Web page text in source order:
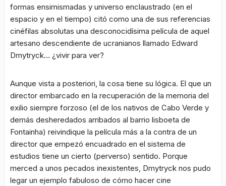
formas ensimismadas y universo enclaustrado (en el
espacio y en el tiempo) citó como una de sus referencias
cinéfilas absolutas una desconocidísima película de aquel
artesano descendiente de ucranianos llamado Edward
Dmytryck… ¿vivir para ver?
Aunque vista a posteriori, la cosa tiene su lógica. El que un
director embarcado en la recuperación de la memoria del
exilio siempre forzoso (el de los nativos de Cabo Verde y
demás desheredados arribados al barrio lisboeta de
Fontainha) reivindique la película más a la contra de un
director que empezó encuadrado en el sistema de
estudios tiene un cierto (perverso) sentido. Porque
merced a unos pecados inexistentes, Dmytryck nos pudo
legar un ejemplo fabuloso de cómo hacer cine